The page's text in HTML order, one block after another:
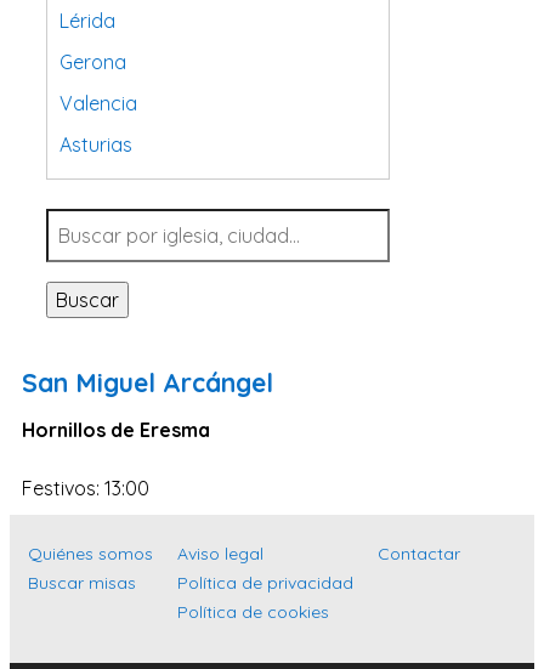
Lérida
Gerona
Valencia
Asturias
Tarragona
Navarra
Valladolid
Sevilla
Santa Cruz de Tenerife
Cantabria
Islas Baleares
Málaga
Buscar
San Miguel Arcángel
Hornillos de Eresma
Festivos: 13:00
Quiénes somos
Buscar misas
Aviso legal
Política de privacidad
Política de cookies
Contactar